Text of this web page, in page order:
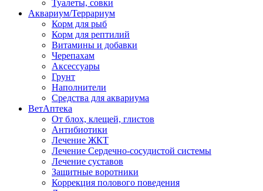
Туалеты, совки
Аквариум/Террариум
Корм для рыб
Корм для рептилий
Витамины и добавки
Черепахам
Аксессуары
Грунт
Наполнители
Средства для аквариума
ВетАптека
От блох, клещей, глистов
Антибиотики
Лечение ЖКТ
Лечение Сердечно-сосудистой системы
Лечение суставов
Защитные воротники
Коррекция полового поведения